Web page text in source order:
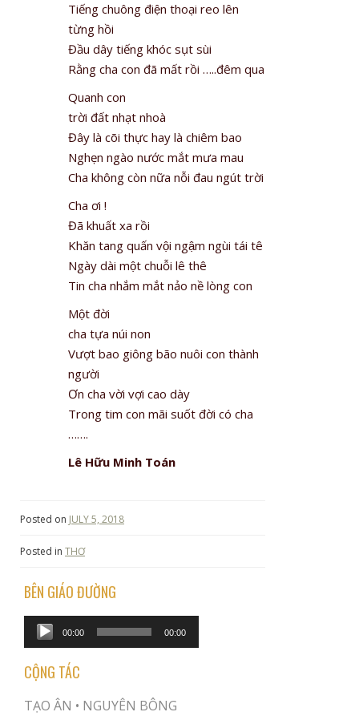
Tiếng chuông điện thoại reo lên
từng hồi
Đầu dây tiếng khóc sụt sùi
Rằng cha con đã mất rồi …..đêm qua
Quanh con
trời đất nhạt nhoà
Đây là cõi thực hay là chiêm bao
Nghẹn ngào nước mắt mưa mau
Cha không còn nữa nỗi đau ngút trời
Cha ơi !
Đã khuất xa rồi
Khăn tang quấn vội ngậm ngùi tái tê
Ngày dài một chuỗi lê thê
Tin cha nhắm mắt nảo nề lòng con
Một đời
cha tựa núi non
Vượt bao giông bão nuôi con thành
người
Ơn cha vời vợi cao dày
Trong tim con mãi suốt đời có cha
…….
Lê Hữu Minh Toán
Posted on JULY 5, 2018
Posted in THƠ
BÊN GIÁO ĐƯỜNG
Audio
Player
00:00 00:00
CỘNG TÁC
TẠO ÂN • NGUYÊN BÔNG